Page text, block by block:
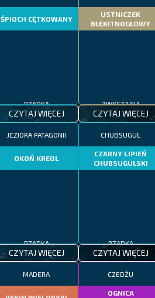
ŚPIOCH CĘTKOWANY
CZYTAJ WIĘCEJ
USTNICZEK
BŁĘKITNOGŁOWY
CZYTAJ WIĘCEJ
JEZIORA PATAGONII
OKOŃ KREOL
CZYTAJ WIĘCEJ
CHUBSUGUŁ
CZARNY LIPIEŃ
CHUBSUGUŁSKI
CZYTAJ WIĘCEJ
MADERA CZEDŻU
OGNICA